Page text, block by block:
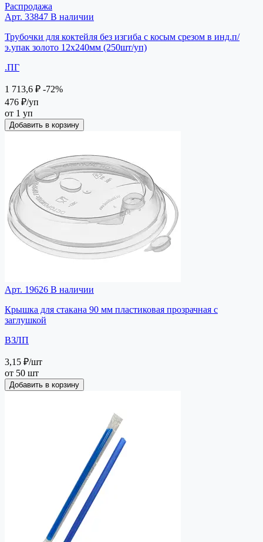
Распродажа
Арт. 33847 В наличии
Трубочки для коктейля без изгиба с косым срезом в инд.п/
э.упак золото 12х240мм (250шт/уп)
.ПГ
1 713,6 ₽ -72%
476 ₽/уп
от 1 уп
Добавить в корзину
Арт. 19626 В наличии
Крышка для стакана 90 мм пластиковая прозрачная с
заглушкой
ВЗЛП
3,15 ₽/шт
от 50 шт
Добавить в корзину